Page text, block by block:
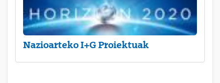
Nazioarteko I+G Proiektuak